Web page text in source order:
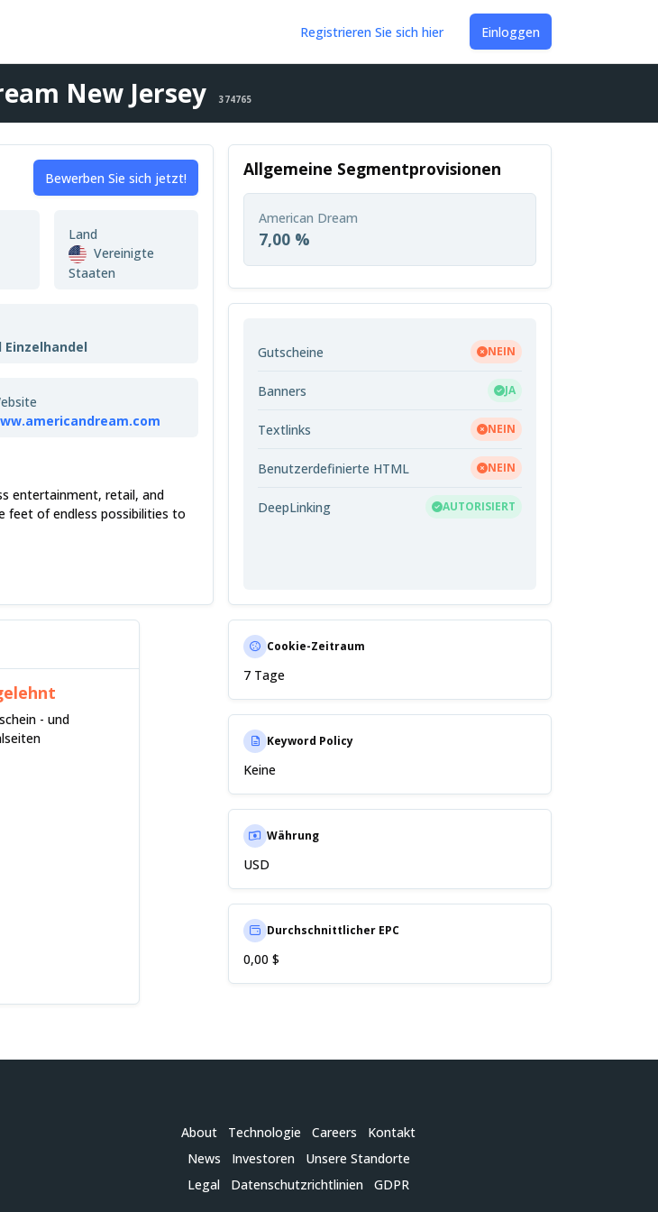
Registrieren Sie sich hier Einloggen
New Jersey 374765
Bewerben Sie sich jetzt!
Land
Vereinigte
Staaten
Einzelhandel
entertainment, retail, and
feet of endless possibilities to
Allgemeine Segmentprovisionen
American Dream
7,00 %
Gutscheine NEIN
Banners JA
Textlinks NEIN
Benutzerdefinierte HTML NEIN
DeepLinking AUTORISIERT
- und
Cookie-Zeitraum
7 Tage
Keyword Policy
Keine
Währung
USD
Durchschnittlicher EPC
0,00 $
About Technologie Careers
Kontakt
News
Investoren
Unsere Standorte
Legal
Datenschutzrichtlinien GDPR